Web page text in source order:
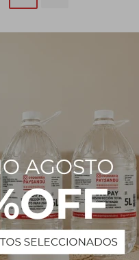
Vortex 0-
(MAX 50ML)